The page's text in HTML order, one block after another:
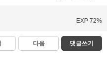
EXP 72%
다음 댓글쓰기